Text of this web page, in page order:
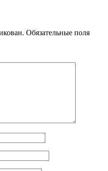
Обязательные поля